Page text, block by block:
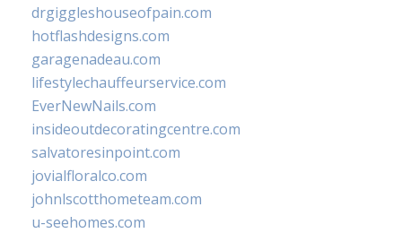
drgiggleshouseofpain.com
hotflashdesigns.com
garagenadeau.com
lifestylechauffeurservice.com
EverNewNails.com
insideoutdecoratingcentre.com
salvatoresinpoint.com
jovialfloralco.com
johnlscotthometeam.com
u-seehomes.com